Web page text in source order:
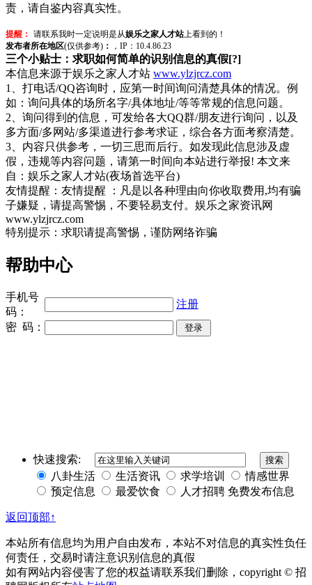
责，请自鉴内容真实性。
提醒： 请联系我时一定说明是从娱乐之家人才站上看到的！
发布者所在地区(仅供参考) ： ，IP：10.4.86.23
三个小贴士：求职如何简单的识别信息的真假[?]
本信息来源于娱乐之家人才站 www.ylzjrcz.com
1、打电话/QQ咨询时，应第一时间询问清楚具体的情况。例
如：询问具体的场所名字/具体地址/等等常规的信息问题。
2、询问得到的信息，可发给各大QQ群/朋友进行询问，以及
多方面/多网站/多渠道进行参考求证，综合各方面考察清楚。
3、内容只供参考，一切三思而后行。如发现此信息涉及虚
假，违规等内容问题，请第一时间向本站进行举报! 本文来
自：娱乐之家人才站(夜场首选平台)
友情提醒：友情提醒 ：凡是以各种理由向你收取费用,均有骗
子嫌疑，请提高警惕，不要轻易支付。娱乐之家资讯网
www.ylzjrcz.com
特别提示：求职请提高警惕，谨防网络诈骗
帮助中心
手机号
码：
注册
密 码：
快速搜索:
八卦生活
生活资讯 求学培训
情感世界
预定信息
最爱饮食 人才招聘 免费发布信息
返回顶部↑
本站所有信息均为用户自由发布，本站不对信息的真实性负任
何责任，交易时请注意识别信息的真假
如有网站内容侵害了您的权益请联系我们删除，copyright © 招